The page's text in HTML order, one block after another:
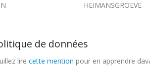
HEIMANSGROEVE
de données
lire cette mention pour en apprendre